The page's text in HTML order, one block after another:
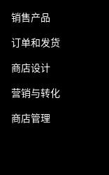
销售产品
订单和发货
商店设计
营销与转化
商店管理